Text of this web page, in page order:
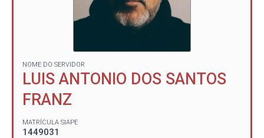
NOME DO SERVIDOR
LUIS ANTONIO DOS SANTOS
FRANZ
MATRÍCULA SIAPE
1449031